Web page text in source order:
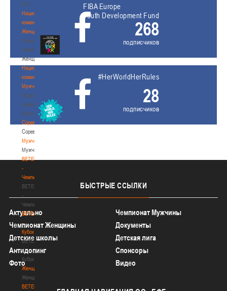
3х3
Национальная
команда.
Женщины
Национальная
команда.
Женщины
Национальная
команда.
Мужчины
Национальная
команда.
Мужчины
Соревнования
Соревнования
Мужчины
Мужчины
BETERA
-
Чемпионат
BETERA
-
Чемпионат
BETERA
-
Кубок
BETERA
-
Кубок
Женщины
Женщины
BETERA
FIBA Europe
Youth Development Fund
268
подписчиков
#HerWorldHerRules
28
подписчиков
БЫСТРЫЕ ССЫЛКИ
Актуально
Чемпионат Мужчины
Чемпионат Женщины
Документы
Детские школы
Детская лига
Антидопинг
Спонсоры
Фото
Видео